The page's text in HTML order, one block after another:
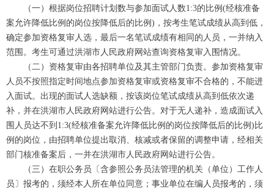
（一）根据岗位招聘计划数与参加面试人数1:3的比例(经核准备
案允许降低比例的岗位按降低后的比例)，按考生笔试成绩从高到低，
确定参加资格复审人选，最后一名笔试成绩有相同的人员，一并纳入
范围。考生可通过洪湖市人民政府网站查询资格复审入围情况。
（二）资格复审由各招聘单位及其主管部门负责。参加资格复审
人员不按照指定时间地点参加资格复审或资格复审不合格的，不能进
入面试。出现的面试人选缺额，按该岗位笔试成绩从高到低依次递
补，并在洪湖市人民政府网站进行公告。对于无人递补，造成面试入
围人员达不到1:3(经核准备案允许降低比例的岗位按降低后的比例)比
例的岗位，由招聘单位提出取消、核减或者保留的调整申请，经相关
部门核准备案后，一并在洪湖市人民政府网站进行公告。
（三）在职公务员〔含参照公务员法管理的机关（单位）工作人
员〕报考的，须经本人所在单位同意；事业单位在编人员报考的，须